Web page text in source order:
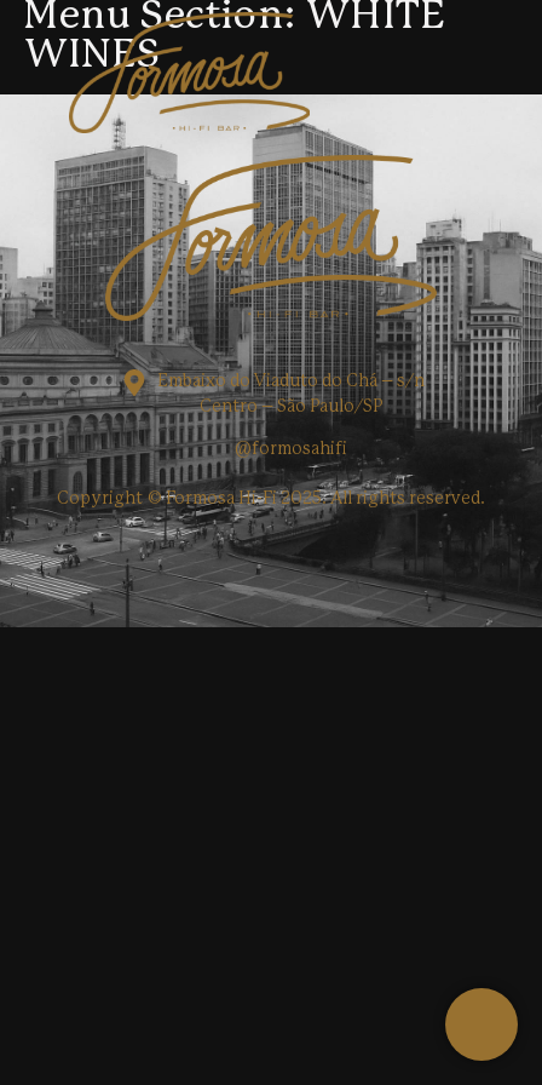
Menu Section: WHITE
WINES
Embaixo do Viaduto do Chá – s/n
Centro – São Paulo/SP
@formosahifi
Copyright © Formosa Hi-Fi 2025. All rights reserved.